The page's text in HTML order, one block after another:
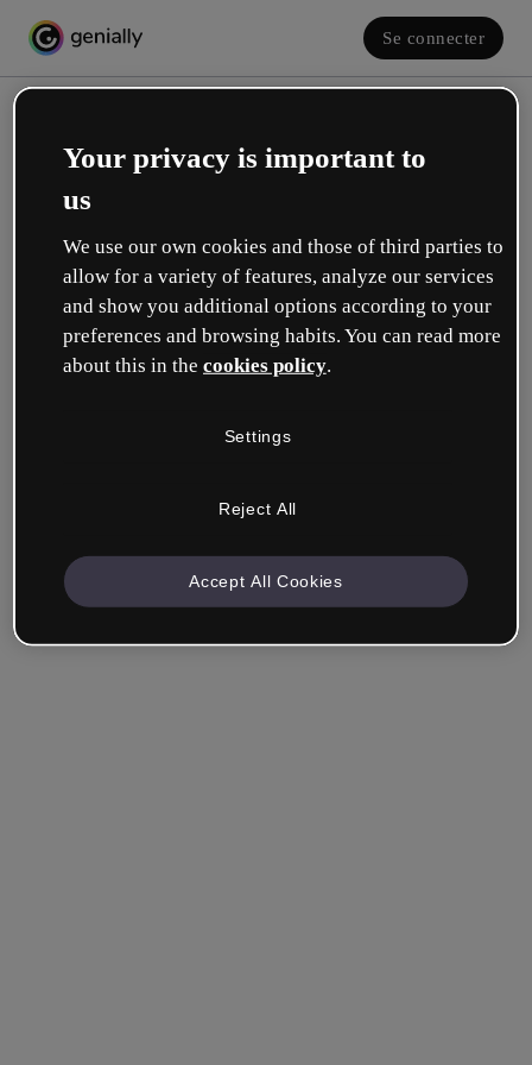
Se connecter
Créez votre compte gratuit !
Votre rôle se rapproche plus de celui de :
Société & Professionnels
un autre domaine.
Your privacy is important to
us
We use our own cookies and those of third parties to
allow for a variety of features, analyze our services
and show you additional options according to your
preferences and browsing habits. You can read more
about this in the cookies policy.
Settings
Reject All
Accept All Cookies